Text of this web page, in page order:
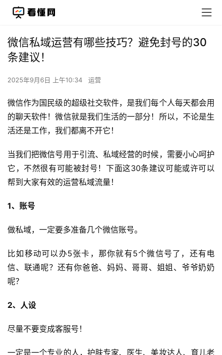
微信私域运营有哪些技巧？避免封号的30
条建议！
2025年9月6日 上午10:34 运营
微信作为国民级的超级社交软件，是我们每个人每天都会用
的聊天软件！微信就是我们生活的一部分！所以，不论是生
活还是工作，我们都离不开它！
当我们把微信号用于引流、私域经营的时候，需要小心呵护
它，不然很有可能被封号！下面这30条建议可能或许可以
帮到大家有效的运营私域流量！
1、账号
做私域，一定要多准备几个微信账号。
比如移动可以办5张卡，那你就有5个微信号了，还有电
信、联通呢？还有你爸爸、妈妈、哥哥、姐姐、爷爷奶奶
呢？
2、人设
尽量不要变成客服号！
一定是一个专业的人，护肤专家、医生、美妆达人、育儿老